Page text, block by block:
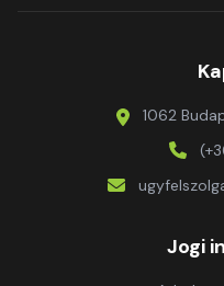
1062
Jogi